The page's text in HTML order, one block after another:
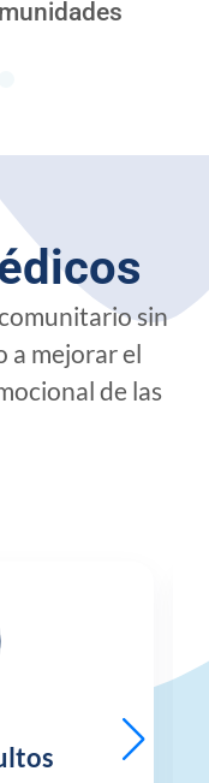
sin
a mejorar el
de las